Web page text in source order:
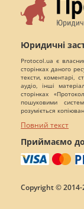
Юридичні
Protocol.ua є
сторінках даного
тексти, коментарі,
аудіо, інші
сторінках
пошуковими
розуміється
Повний текст
Приймаємо
Copyright © 2014-